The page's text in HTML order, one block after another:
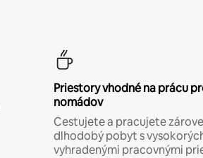
Priestory vhodné na prácu
nomádov
Cestujete a pracujete
dlhodobý pobyt s
vyhradenými pracovnými